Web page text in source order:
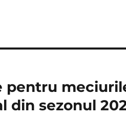
pentru
din sezonul